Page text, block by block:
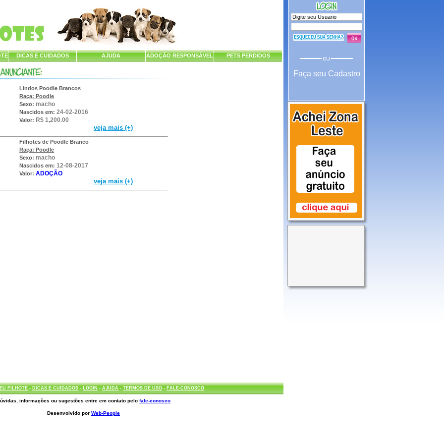
DICAS E CUIDADOS AJUDA ADOÇÃO RESPONSÁVEL PETS PERDIDOS
Lindos Poodle Brancos
Raça: Poodle
Sexo: macho
Nascidos em:24-02-2016
Valor: R$ 1,200.00
veja mais (+)
Filhotes de Poodle Branco
Raça: Poodle
Sexo: macho
Nascidos em: 12-08-2017
Valor:ADOÇÃO
veja mais (+)
FILHOTE- DICAS E CUIDADOS- LOGIN-AJUDA-TERMOS DE USO- FALE-CONOSCO
Faça seu Cadastro
informações ou sugestões entre em contato pelofale-conosco
Desenvolvido porWeb-People